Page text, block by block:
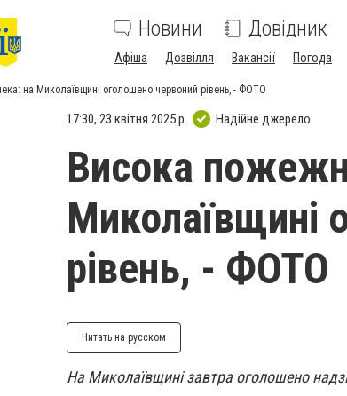
Новини Довідник
Афіша Дозвілля Вакансії Погода
на Миколаївщині оголошено червоний рівень, - ФОТО
17:30, 23 квітня 2025 р. Надійне джерело
Висока
Миколаївщині
рівень, - ФОТО
Читать на русском
На Миколаївщині завтра оголошено